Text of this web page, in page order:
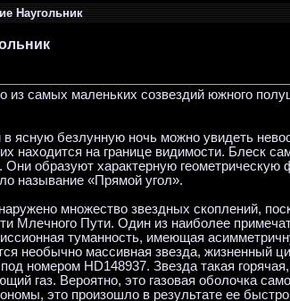
Наугольник
из самых маленьких созвездий южного
в ясную безлунную ночь можно увидеть
находится на границе видимости. Блеск
Они образуют характерную геометрическую
называние «Прямой угол».
множество звездных скоплений,
Млечного Пути. Один из наиболее
туманность, имеющая
необычно массивная звезда, жизненный
номером HD148937. Звезда такая
газ. Вероятно, это газовая оболочка
это произошло в результате ее